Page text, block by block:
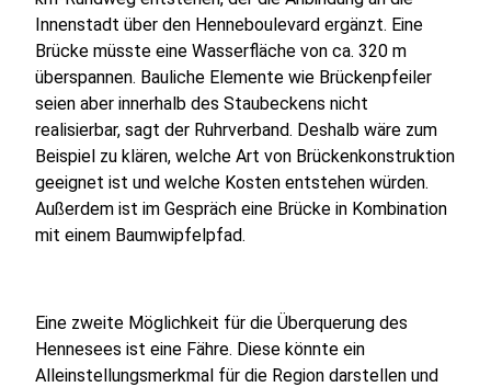
Innenstadt über den Henneboulevard ergänzt. Eine
Brücke müsste eine Wasserfläche von ca. 320 m
überspannen. Bauliche Elemente wie Brückenpfeiler
seien aber innerhalb des Staubeckens nicht
realisierbar, sagt der Ruhrverband. Deshalb wäre zum
Beispiel zu klären, welche Art von Brückenkonstruktion
geeignet ist und welche Kosten entstehen würden.
Außerdem ist im Gespräch eine Brücke in Kombination
mit einem Baumwipfelpfad.
Eine zweite Möglichkeit für die Überquerung des
Hennesees ist eine Fähre. Diese könnte ein
Alleinstellungsmerkmal für die Region darstellen und